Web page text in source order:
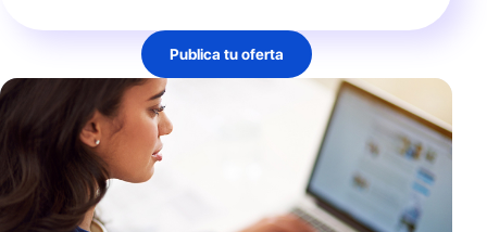
Publica tu oferta